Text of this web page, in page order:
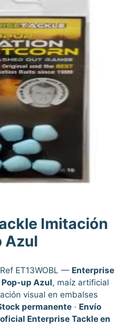
Imitación
Azul
ET13WOBL — Enterprise
up Azul, maíz artificial
visual en embalses
permanente · Envío
Enterprise Tackle en